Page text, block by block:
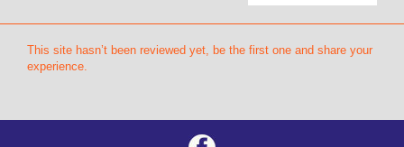
This site hasn’t been reviewed yet, be the first one and share your
experience.